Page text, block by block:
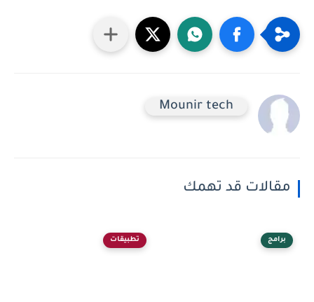
Mounir tech
مقالات قد تهمك
برامج تطبيقات